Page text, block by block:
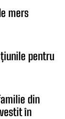
mers
pentru
din
în